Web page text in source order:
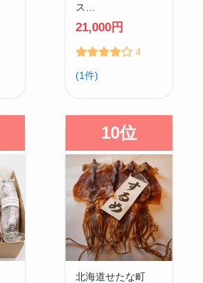
ス…
21,000円
4
(1件)
10位
北海道せたな町